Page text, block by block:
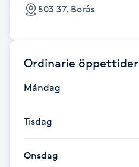
Hot yoga
Hudföryngring
Huduppstramning
503 37, Borås
Ordinarie öppettider
Måndag
Tisdag
Onsdag